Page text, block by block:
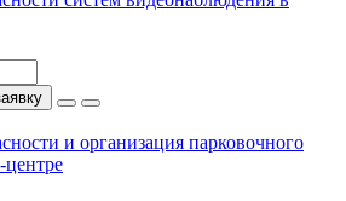
и организация парковочного
центре